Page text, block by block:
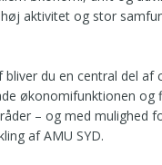
aktivitet og stor
du en central del af
økonomifunktionen og
– og med mulighed
af AMU SYD.